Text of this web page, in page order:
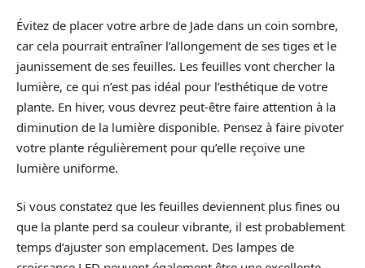
Évitez de placer votre arbre de Jade dans un coin sombre,
car cela pourrait entraîner l’allongement de ses tiges et le
jaunissement de ses feuilles. Les feuilles vont chercher la
lumière, ce qui n’est pas idéal pour l’esthétique de votre
plante. En hiver, vous devrez peut-être faire attention à la
diminution de la lumière disponible. Pensez à faire pivoter
votre plante régulièrement pour qu’elle reçoive une
lumière uniforme.
Si vous constatez que les feuilles deviennent plus fines ou
que la plante perd sa couleur vibrante, il est probablement
temps d’ajuster son emplacement. Des lampes de